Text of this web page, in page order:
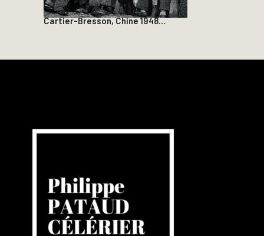
Cartier-Bresson, Chine 1948…